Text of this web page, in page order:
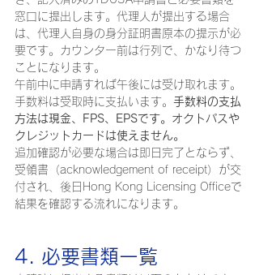
窓口に提出します。代理人が提出する場合
は、代理人自身の身分証明書原本の提示が必
要です。カウンター前は行列で、かなり待つ
ことになります。
午前中に申請すれば午後には受け取れます。
手数料は受取時に支払います。 手数料の支払
方法は現金、FPS、EPSです。オクトパスや
クレジットカードは使えません。
追加確認が必要な場合は即日完了とならず、
受領書（acknowledgement of receipt）が交
付され、後日Hong Kong Licensing Officeで
結果を確認する流れになります。
4. 必要書類一覧